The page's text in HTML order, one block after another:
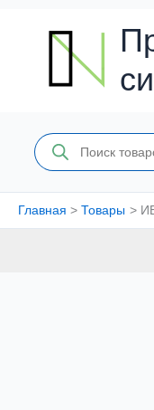
содержимому
Поиск
товаров
Главная Товары